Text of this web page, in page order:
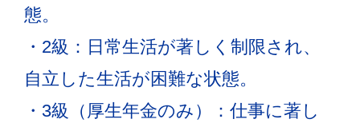
態。
・2級 ：日常生活が著しく制限され、
自立した生活が困難な状態。
・3級
（厚生年金のみ）：仕事に著し